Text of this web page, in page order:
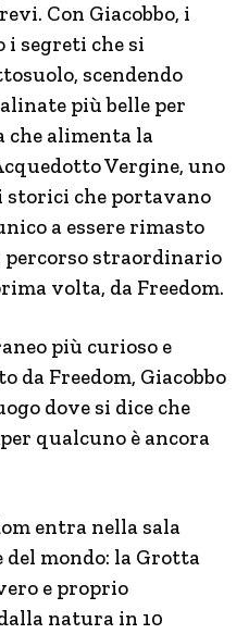
Con Giacobbo, i
segreti che si
scendendo
più belle per
alimenta la
Vergine, uno
che portavano
a essere rimasto
percorso straordinario
volta, da Freedom.
più curioso e
da Freedom, Giacobbo
dove si dice che
qualcuno è ancora
entra nella sala
mondo: la Grotta
e proprio
natura in 10